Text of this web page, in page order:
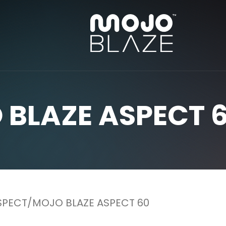
ASPECT
MOJO BLAZE ASPECT 60